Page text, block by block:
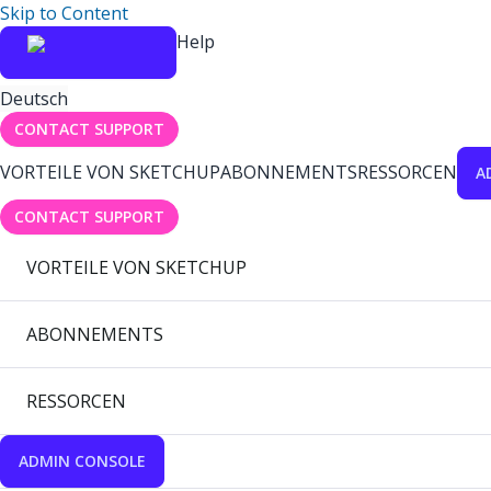
Skip to Content
Help
Deutsch
CONTACT SUPPORT
VORTEILE VON SKETCHUPABONNEMENTSRESSORCEN
CONTACT SUPPORT
VORTEILE VON SKETCHUP
ABONNEMENTS
RESSORCEN
ADMIN CONSOLE